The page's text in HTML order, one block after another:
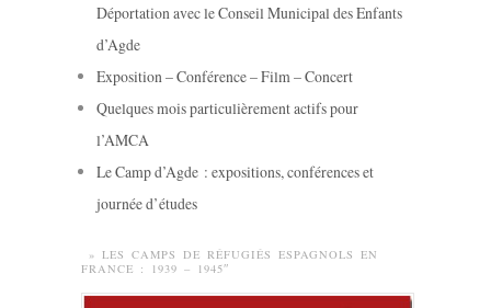
Déportation avec le Conseil Municipal des Enfants
d’Agde
Exposition – Conférence – Film – Concert
Quelques mois particulièrement actifs pour
l’AMCA
Le Camp d’Agde : expositions, conférences et
journée d’études
» LES CAMPS DE RÉFUGIÉS ESPAGNOLS EN
FRANCE : 1939 – 1945″